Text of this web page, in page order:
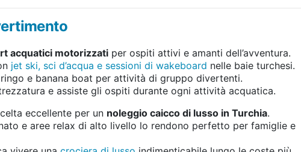
acquatici motorizzati per ospiti attivi e amanti dell’avventura.
jet ski, sci d’acqua e sessioni di wakeboard nelle baie turchesi.
e banana boat per attività di gruppo divertenti.
e assiste gli ospiti durante ogni attività acquatica.
eccellente per un noleggio caicco di lusso in Turchia.
e aree relax di alto livello lo rendono perfetto per famiglie e